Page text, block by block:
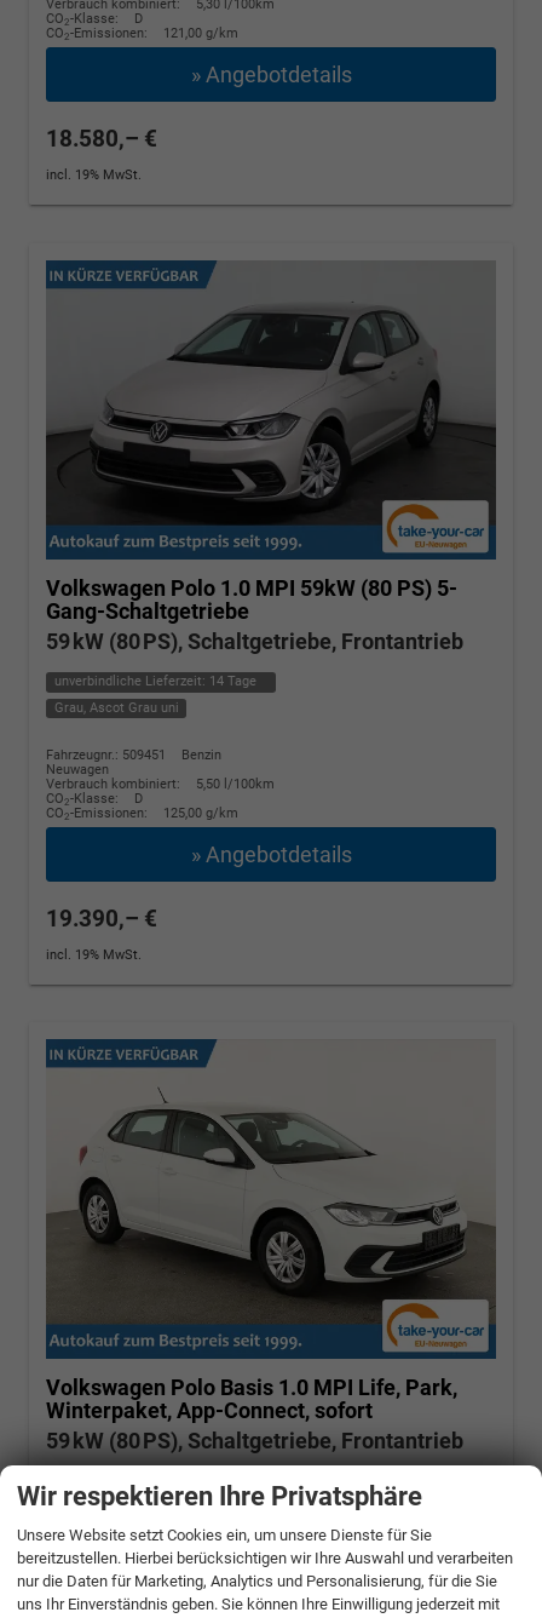
Verbrauch kombiniert:
5,30 l/100km
CO2-Klasse:
D
CO2-Emissionen: 121,00 g/km
» Angebotdetails
18.580,– €
incl. 19% MwSt.
Volkswagen Polo 1.0 MPI 59kW (80 PS) 5-
Gang-Schaltgetriebe
59 kW (80 PS), Schaltgetriebe, Frontantrieb
unverbindliche Lieferzeit: 14 Tage
Grau, Ascot Grau uni
Fahrzeugnr.: 509451
Benzin
Neuwagen
Verbrauch kombiniert:
5,50 l/100km
CO2-Klasse:
D
CO2-Emissionen: 125,00 g/km
» Angebotdetails
19.390,– €
incl. 19% MwSt.
Volkswagen Polo Basis 1.0 MPI Life, Park,
Winterpaket, App-Connect, sofort
59 kW (80 PS), Schaltgetriebe, Frontantrieb
Pure White
Fahrzeugnr.: 510881
Benzin
Neuwagen
Verbrauch kombiniert:
5,40 l/100km
CO2-Klasse:
D
CO -Emissionen: 124,00 g/km
Wir respektieren Ihre Privatsphäre
Unsere Website setzt Cookies ein, um unsere Dienste für Sie
bereitzustellen. Hierbei berücksichtigen wir Ihre Auswahl und verarbeiten
nur die Daten für Marketing, Analytics und Personalisierung, für die Sie
uns Ihr Einverständnis geben. Sie können Ihre Einwilligung jederzeit mit